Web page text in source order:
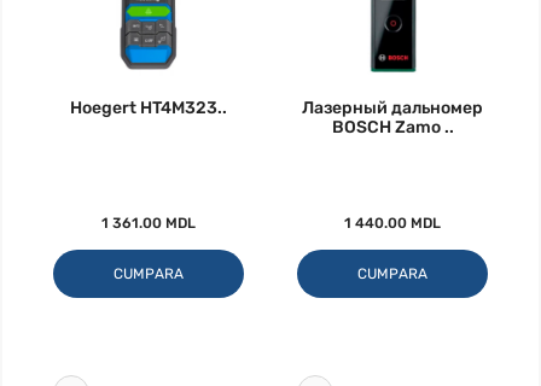
Hoegert HT4M323..
1 361.00 MDL
CUMPARA
Лазерный дальномер
BOSCH Zamo ..
1 440.00 MDL
CUMPARA